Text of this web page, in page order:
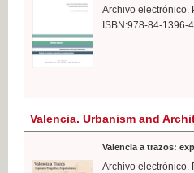
Archivo electrónico.
ISBN:978-84-1396-
Valencia. Urbanism and
Valencia a trazos:
Archivo electrónico.